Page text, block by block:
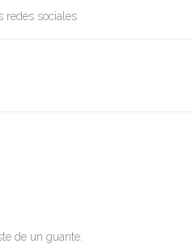
redes sociales
de un guante.